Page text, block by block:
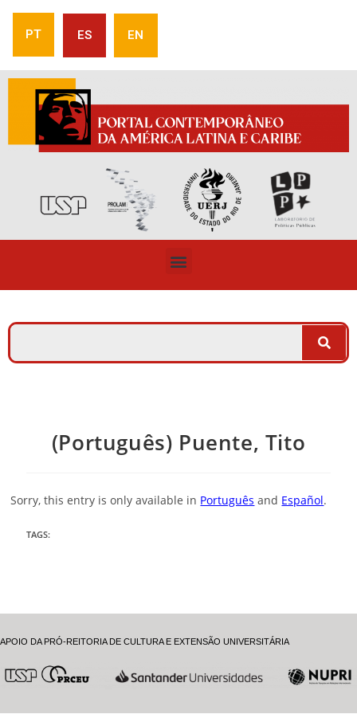
PT ES EN
(Português) Puente, Tito
Sorry, this entry is only available in Português and Español.
TAGS:
APOIO DA PRÓ-REITORIA DE CULTURA E EXTENSÃO UNIVERSITÁRIA